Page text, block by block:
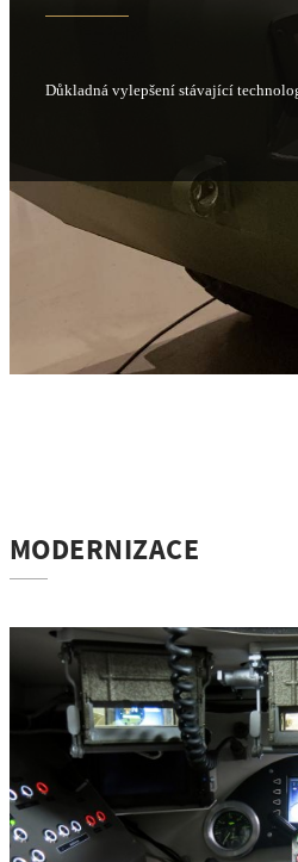
Důkladná vylepšení stávající
MODERNIZACE